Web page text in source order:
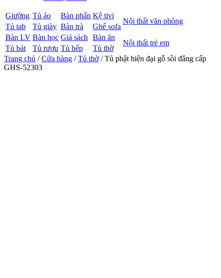
Giường Tủ áo Bàn phấn Kệ tivi
Nội thất văn phòng
Tủ tab Tủ giày Bàn trà
Ghế sofa
Bàn LV Bàn học Giá sách Bàn ăn
Nội thất trẻ em
Tủ bát Tủ rượu Tủ bếp
Tủ thờ
Trang chủ /Cửa hàng /Tủ thờ/ Tủ phật hiện đại gỗ sồi đẳng cấp
GHS-52303